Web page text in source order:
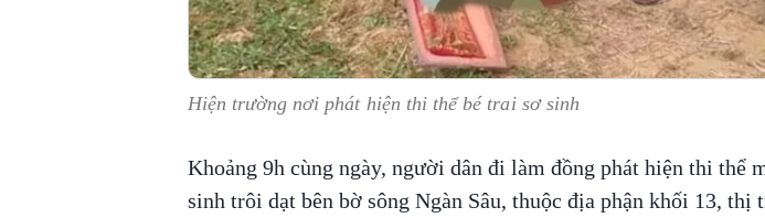
Hiện trường nơi phát hiện thi thể bé trai sơ sinh
Khoảng 9h cùng ngày, người dân đi làm đồng phát hiện thi thể
sinh trôi dạt bên bờ sông Ngàn Sâu, thuộc địa phận khối 13, thị